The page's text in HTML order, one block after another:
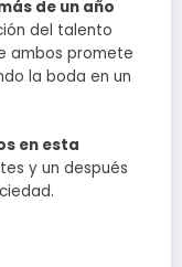
de un año
del talento
ambos promete
la boda en un
en esta
y un después